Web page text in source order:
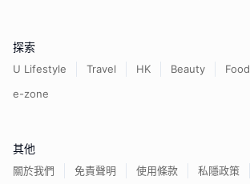
探索
U Lifestyle Travel HK Beauty Food
e-zone
其他
關於我們 免責聲明 使用條款 私隱政策